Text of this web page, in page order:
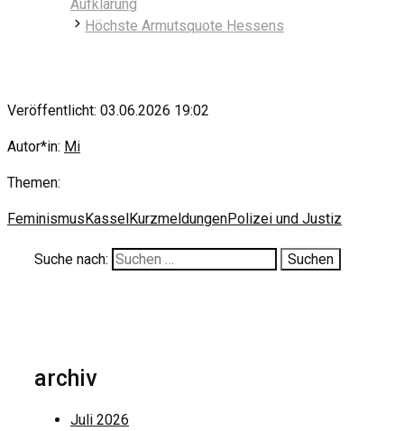
Aufklärung
Höchste Armutsquote Hessens
Veröffentlicht: 03.06.2026 19:02
Autor*in: Mi
Themen:
FeminismusKasselKurzmeldungenPolizei und Justiz
Suche nach:
archiv
Juli 2026